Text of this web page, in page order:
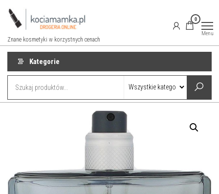
Przejdź
Znane kosmetyki w korzystnych cenach
0
Menu
Kategorie